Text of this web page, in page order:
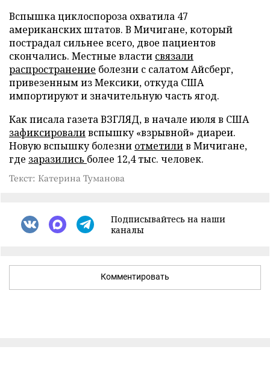
Вспышка циклоспороза охватила 47
американских штатов. В Мичигане, который
пострадал сильнее всего, двое пациентов
скончались. Местные власти связали
распространение болезни с салатом Айсберг,
привезенным из Мексики, откуда США
импортируют и значительную часть ягод.
Как писала газета ВЗГЛЯД, в начале июля в США
зафиксироваливспышку «взрывной» диареи.
Новую вспышку болезни отметилив Мичигане,
где заразились более 12,4 тыс. человек.
Текст: Катерина Туманова
Подписывайтесь на наши
каналы
Комментировать